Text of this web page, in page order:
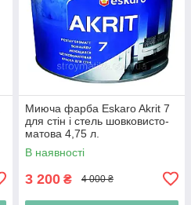
Миюча фарба Eskaro Akrit 7
для стін і стель шовковисто-
матова 4,75 л.
В наявності
3 200 ₴ 4 000 ₴